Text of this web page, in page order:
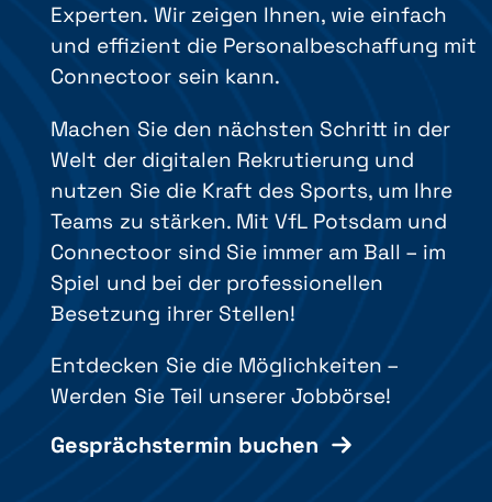
Experten. Wir zeigen Ihnen, wie einfach
und effizient die Personalbeschaffung mit
Connectoor sein kann.
Machen Sie den nächsten Schritt in der
Welt der digitalen Rekrutierung und
nutzen Sie die Kraft des Sports, um Ihre
Teams zu stärken. Mit VfL Potsdam und
Connectoor sind Sie immer am Ball – im
Spiel und bei der professionellen
Besetzung ihrer Stellen!
Entdecken Sie die Möglichkeiten –
Werden Sie Teil unserer Jobbörse!
Gesprächstermin buchen